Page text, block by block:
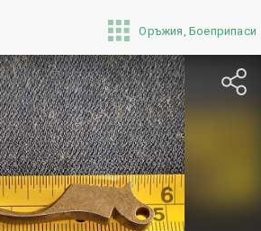
Оръжия, Боеприпаси